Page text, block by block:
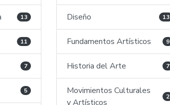
13
11
7
5
Diseño 13
Fundamentos Artísticos 9
Historia del Arte 7
Movimientos Culturales
y Artísticos
2